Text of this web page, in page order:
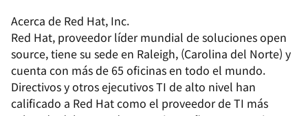
Acerca de Red Hat, Inc.
Red Hat, proveedor líder mundial de soluciones open
source, tiene su sede en Raleigh, (Carolina del Norte) y
cuenta con más de 65 oficinas en todo el mundo.
Directivos y otros ejecutivos TI de alto nivel han
calificado a Red Hat como el proveedor de TI más